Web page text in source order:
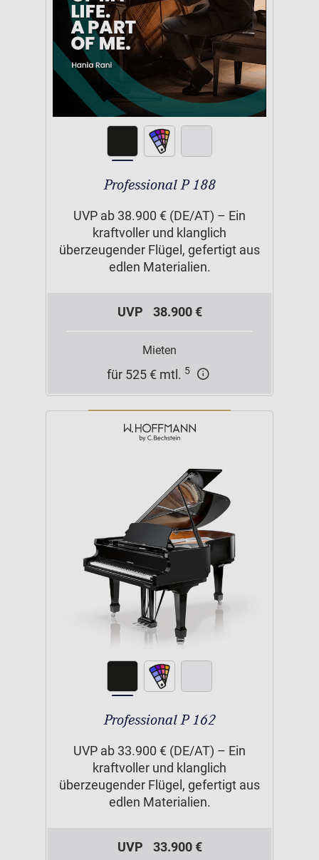
Professional P 188
UVP ab 38.900 € (DE/AT) – Ein
kraftvoller und klanglich
überzeugender Flügel, gefertigt aus
edlen Materialien.
UVP 38.900 €
Mieten
für 525 € mtl. 5
Professional P 162
UVP ab 33.900 € (DE/AT) – Ein
kraftvoller und klanglich
überzeugender Flügel, gefertigt aus
edlen Materialien.
UVP 33.900 €